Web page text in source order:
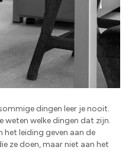
dingen leer je nooit.
weten welke dingen dat zijn.
het leiding geven aan de
ze doen, maar niet aan het